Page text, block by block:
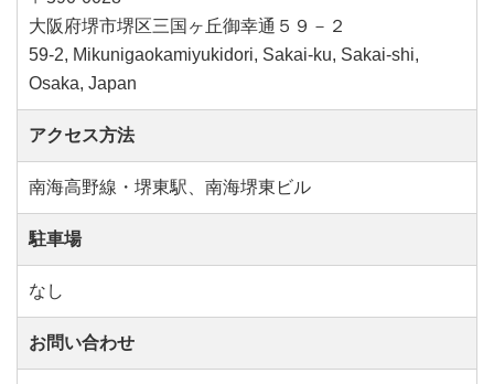
大阪府堺市堺区三国ヶ丘御幸通５９－２
59-2, Mikunigaokamiyukidori, Sakai-ku, Sakai-shi,
Osaka, Japan
アクセス方法
南海高野線・堺東駅、南海堺東ビル
駐車場
なし
お問い合わせ